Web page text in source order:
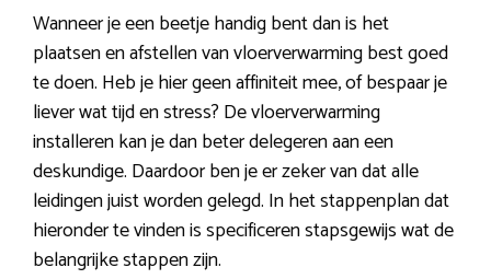
Wanneer je een beetje handig bent dan is het
plaatsen en afstellen van vloerverwarming best goed
te doen. Heb je hier geen affiniteit mee, of bespaar je
liever wat tijd en stress? De vloerverwarming
installeren kan je dan beter delegeren aan een
deskundige. Daardoor ben je er zeker van dat alle
leidingen juist worden gelegd. In het stappenplan dat
hieronder te vinden is specificeren stapsgewijs wat de
belangrijke stappen zijn.